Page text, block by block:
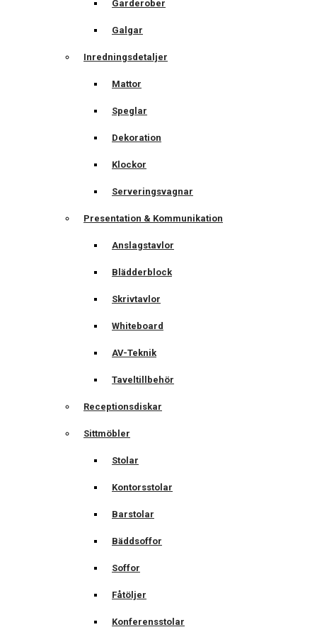
Garderober
Galgar
Inredningsdetaljer
Mattor
Speglar
Dekoration
Klockor
Serveringsvagnar
Presentation & Kommunikation
Anslagstavlor
Blädderblock
Skrivtavlor
Whiteboard
AV-Teknik
Taveltillbehör
Receptionsdiskar
Sittmöbler
Stolar
Kontorsstolar
Barstolar
Bäddsoffor
Soffor
Fåtöljer
Konferensstolar